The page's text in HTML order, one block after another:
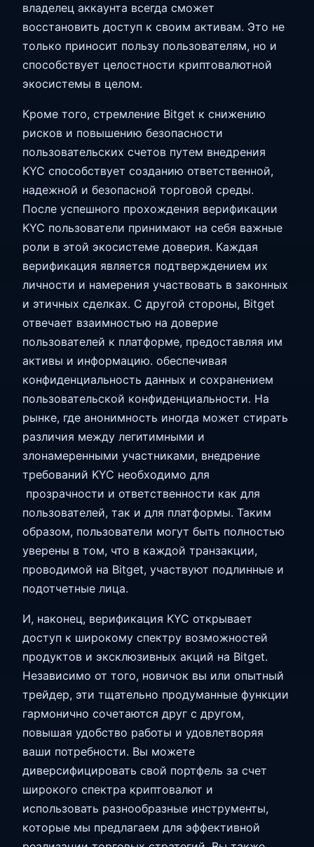
владелец аккаунта всегда сможет
восстановить доступ к своим активам. Это не
только приносит пользу пользователям, но и
способствует целостности криптовалютной
экосистемы в целом.
Кроме того, стремление Bitget к снижению
рисков и повышению безопасности
пользовательских счетов путем внедрения
KYC способствует созданию ответственной,
надежной и безопасной торговой среды.
После успешного прохождения верификации
KYC пользователи принимают на себя важные
роли в этой экосистеме доверия. Каждая
верификация является подтверждением их
личности и намерения участвовать в законных
и этичных сделках. С другой стороны, Bitget
отвечает взаимностью на доверие
пользователей к платформе, предоставляя им
активы и информацию. обеспечивая
конфиденциальность данных и сохранением
пользовательской конфиденциальности. На
рынке, где анонимность иногда может стирать
различия между легитимными и
злонамеренными участниками, внедрение
требований KYC необходимо для
прозрачности и ответственности как для
пользователей, так и для платформы. Таким
образом, пользователи могут быть полностью
уверены в том, что в каждой транзакции,
проводимой на Bitget, участвуют подлинные и
подотчетные лица.
И, наконец, верификация KYC открывает
доступ к широкому спектру возможностей
продуктов и эксклюзивных акций на Bitget.
Независимо от того, новичок вы или опытный
трейдер, эти тщательно продуманные функции
гармонично сочетаются друг с другом,
повышая удобство работы и удовлетворяя
ваши потребности. Вы можете
диверсифицировать свой портфель за счет
широкого спектра криптовалют и
использовать разнообразные инструменты,
которые мы предлагаем для эффективной